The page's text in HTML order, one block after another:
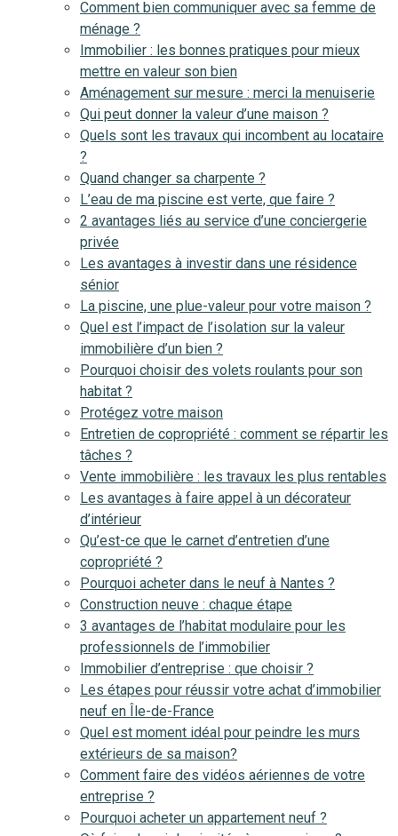
Comment bien communiquer avec sa femme de
ménage ?
Immobilier : les bonnes pratiques pour mieux
mettre en valeur son bien
Aménagement sur mesure : merci la menuiserie
Qui peut donner la valeur d’une maison ?
Quels sont les travaux qui incombent au locataire
?
Quand changer sa charpente ?
L’eau de ma piscine est verte, que faire ?
2 avantages liés au service d’une conciergerie
privée
Les avantages à investir dans une résidence
sénior
La piscine, une plue-valeur pour votre maison ?
Quel est l’impact de l’isolation sur la valeur
immobilière d’un bien ?
Pourquoi choisir des volets roulants pour son
habitat ?
Protégez votre maison
Entretien de copropriété : comment se répartir les
tâches ?
Vente immobilière : les travaux les plus rentables
Les avantages à faire appel à un décorateur
d’intérieur
Qu’est-ce que le carnet d’entretien d’une
copropriété ?
Pourquoi acheter dans le neuf à Nantes ?
Construction neuve : chaque étape
3 avantages de l’habitat modulaire pour les
professionnels de l’immobilier
Immobilier d’entreprise : que choisir ?
Les étapes pour réussir votre achat d’immobilier
neuf en Île-de-France
Quel est moment idéal pour peindre les murs
extérieurs de sa maison?
Comment faire des vidéos aériennes de votre
entreprise ?
Pourquoi acheter un appartement neuf ?